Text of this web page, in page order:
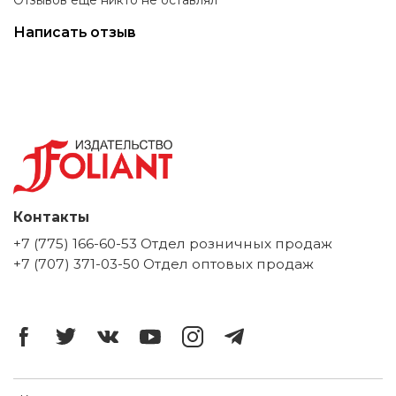
Написать отзыв
Контакты
+7 (775) 166-60-53 Отдел розничных продаж
+7 (707) 371-03-50 Отдел оптовых продаж